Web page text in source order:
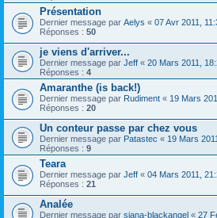
Présentation
Dernier message par Aelys « 07 Avr 2011,
Réponses : 50
je viens d'arriver...
Dernier message par Jeff « 20 Mars 2011,
Réponses : 4
Amaranthe (is back!)
Dernier message par Rudiment « 19 Mars
Réponses : 20
Un conteur passe par chez vous
Dernier message par Patastec « 19 Mars
Réponses : 9
Teara
Dernier message par Jeff « 04 Mars 2011,
Réponses : 21
Analée
Dernier message par siana-blackangel « 27